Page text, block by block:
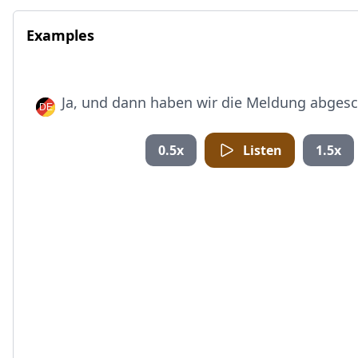
Examples
Ja, und dann haben wir die Meldung
0.5x Listen 1.5x